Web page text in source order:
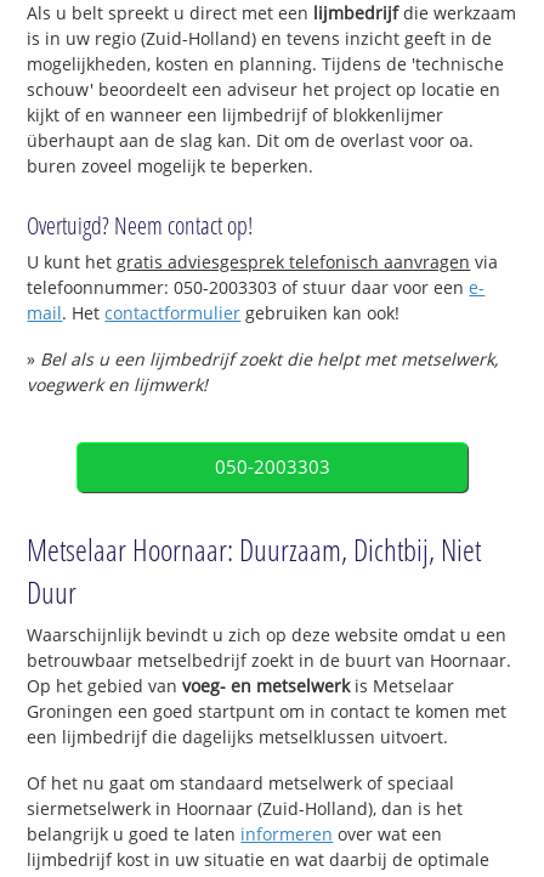
Als u belt spreekt u direct met een lijmbedrijfdie werkzaam
is in uw regio (Zuid-Holland) en tevens inzicht geeft in de
mogelijkheden, kosten en planning. Tijdens de 'technische
schouw' beoordeelt een adviseur het project op locatie en
kijkt of en wanneer een lijmbedrijf of blokkenlijmer
überhaupt aan de slag kan. Dit om de overlast voor oa.
buren zoveel mogelijk te beperken.
Overtuigd? Neem contact op!
U kunt hetgratis adviesgesprek telefonisch aanvragen via
telefoonnummer: 050-2003303 of stuur daar voor eene-
mail. Hetcontactformulier gebruiken kan ook!
» Bel als u een lijmbedrijf zoekt die helpt met metselwerk,
voegwerk en lijmwerk!
050-2003303
Metselaar Hoornaar: Duurzaam, Dichtbij, Niet
Duur
Waarschijnlijk bevindt u zich op deze website omdat u een
betrouwbaar metselbedrijf zoekt in de buurt van Hoornaar.
Op het gebied van voeg- en metselwerkis Metselaar
Groningen een goed startpunt om in contact te komen met
een lijmbedrijf die dagelijks metselklussen uitvoert.
Of het nu gaat om standaard metselwerk of speciaal
siermetselwerk in Hoornaar (Zuid-Holland), dan is het
belangrijk u goed te laten informeren over wat een
lijmbedrijf kost in uw situatie en wat daarbij de optimale